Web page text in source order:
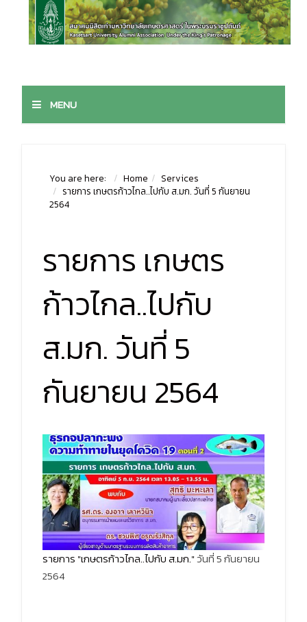
MENU
You are here: Home
Services
รายการ เกษตรก้าวไกล..ไปกับ ส.มก. วันที่ 5 กันยายน
2564
รายการ เกษตร
ก้าวไกล..ไปกับ
ส.มก. วันที่ 5
กันยายน 2564
รายการ "เกษตรก้าวไกล..ไปกับ ส.มก."วันที่ 5 กันยายน
2564